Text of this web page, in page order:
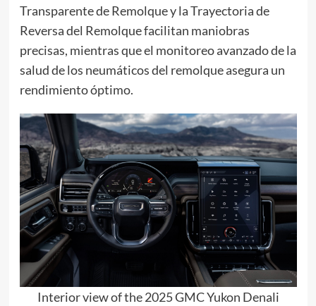
Transparente de Remolque y la Trayectoria de
Reversa del Remolque facilitan maniobras
precisas, mientras que el monitoreo avanzado de la
salud de los neumáticos del remolque asegura un
rendimiento óptimo.
Interior view of the 2025 GMC Yukon Denali